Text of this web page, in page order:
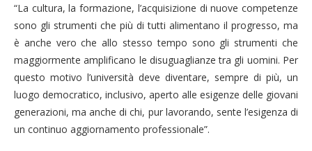
“La cultura, la formazione, l’acquisizione di nuove competenze
sono gli strumenti che più di tutti alimentano il progresso, ma
è anche vero che allo stesso tempo sono gli strumenti che
maggiormente amplificano le disuguaglianze tra gli uomini. Per
questo motivo l’università deve diventare, sempre di più, un
luogo democratico, inclusivo, aperto alle esigenze delle giovani
generazioni, ma anche di chi, pur lavorando, sente l’esigenza di
un continuo aggiornamento professionale”.